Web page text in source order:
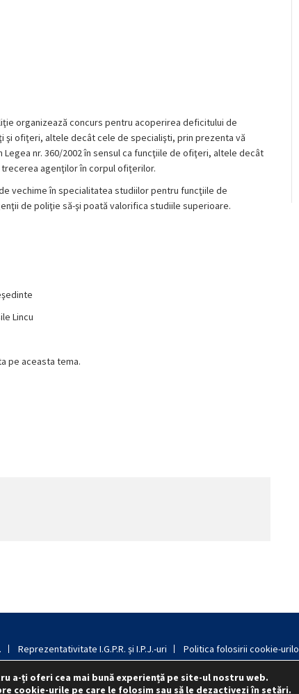
organizează concurs pentru acoperirea deficitului de
ofiţeri, altele decât cele de specialişti, prin prezenta vă
nr. 360/2002 în sensul ca funcţiile de ofiţeri, altele decât
agenţilor în corpul ofiţerilor.
vechime în specialitatea studiilor pentru funcţiile de
de poliţie să-şi poată valorifica studiile superioare.
Lincu
pe aceasta tema.
Reprezentativitate I.G.P.R. și I.P.J.-uri Politica folosirii cookie-
© 2015 - 2022 S.N. PRO LEX.
a-ți oferi cea mai bună experiență pe site-ul nostru web.
cookie-urile pe care le folosim sau să le dezactivezi în setări.